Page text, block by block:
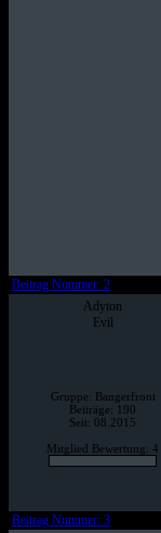
Beitrag Nummer: 2
Adyton
Evil
Gruppe: Bangerfront
Beiträge: 190
Seit: 08.2015
Mitglied Bewertung: 4
Beitrag Nummer: 3